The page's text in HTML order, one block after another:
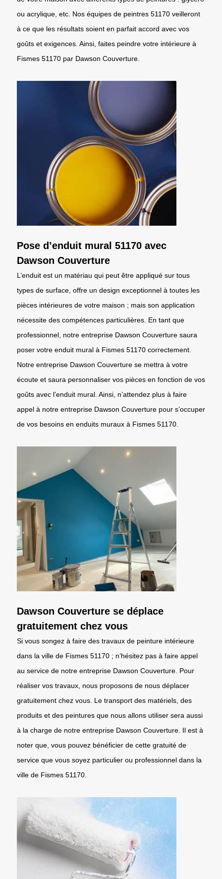
ou acrylique, etc. Nos équipes de peintres 51170 veilleront
à ce que les résultats soient en parfait accord avec vos
goûts et exigences. Ainsi, faites peindre votre intérieure à
Fismes 51170 par Dawson Couverture.
Pose d’enduit mural 51170 avec
Dawson Couverture
L’enduit est un matériau qui peut être appliqué sur tous
types de surface, offre un design exceptionnel à toutes les
pièces intérieures de votre maison ; mais son application
nécessite des compétences particulières. En tant que
professionnel, notre entreprise Dawson Couverture saura
poser votre enduit mural à Fismes 51170 correctement.
Notre entreprise Dawson Couverture se mettra à votre
écoute et saura personnaliser vos pièces en fonction de vos
goûts avec l’enduit mural. Ainsi, n’attendez plus à faire
appel à notre entreprise Dawson Couverture pour s’occuper
de vos besoins en enduits muraux à Fismes 51170.
Dawson Couverture se déplace
gratuitement chez vous
Si vous songez à faire des travaux de peinture intérieure
dans la ville de Fismes 51170 ; n’hésitez pas à faire appel
au service de notre entreprise Dawson Couverture. Pour
réaliser vos travaux, nous proposons de nous déplacer
gratuitement chez vous. Le transport des matériels, des
produits et des peintures que nous allons utiliser sera aussi
à la charge de notre entreprise Dawson Couverture. Il est à
noter que, vous pouvez bénéficier de cette gratuité de
service que vous soyez particulier ou professionnel dans la
ville de Fismes 51170.